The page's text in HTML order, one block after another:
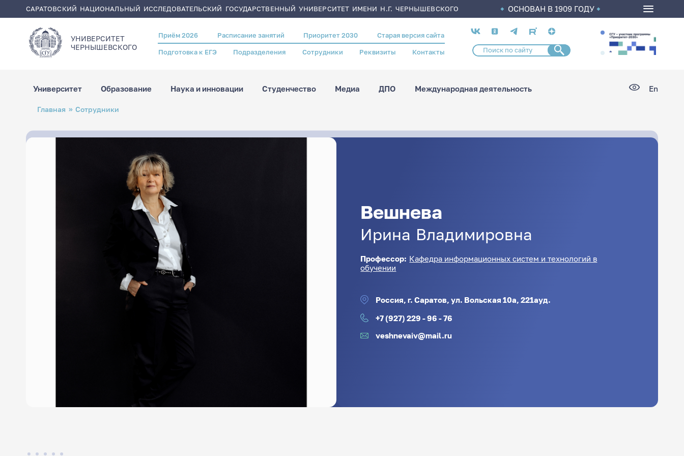
САРАТОВСКИЙ НАЦИОНАЛЬНЫЙ ИССЛЕДОВАТЕЛЬСКИЙ ГОСУДАРСТВЕННЫЙ УНИВЕРСИТЕТ ИМЕНИ Н.Г. ЧЕРНЫШЕВСКОГО ОСНОВАН В 1909 ГОДУ
УНИВЕРСИТЕТ
ЧЕРНЫШЕВСКОГO
Header
menu
Приём 2026 Расписание занятий Приоритет 2030 Старая версия сайта
Подготовка к ЕГЭ Подразделения Сотрудники Реквизиты Контакты
Социальные
сети
Университет Образование Наука и инновации Студенчество Медиа ДПО Международная деятельность En
Строка
навигации
Главная Сотрудники
Вешнева
Ирина Владимировна
Профессор: Кафедра информационных систем и технологий в
обучении
Россия, г. Саратов, ул. Вольская 10а, 221ауд.
+7 (927) 229 - 96 - 76
veshnevaiv@mail.ru